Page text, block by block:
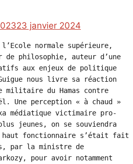
23 janvier 2024
normale supérieure,
de philosophie, auteur d’une
aux enjeux de politique
nous livre sa réaction
du Hamas contre
Une perception « à chaud »
médiatique victimaire pro-
jeunes, on se souviendra
haut fonctionnaire s’était fait
par la ministre de
pour avoir notamment